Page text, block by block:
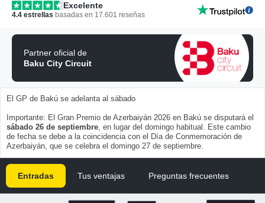
Excelente
4.4 estrellas basadas en 17.601 reseñas
Partner oficial de
Baku City Circuit
El GP de Bakú se adelanta al sábado
Importante: El Gran Premio de Azerbaiyán 2026 en Bakú se disputará el
sábado 26 de septiembre, en lugar del domingo habitual. Este cambio
de fecha se debe a la coincidencia con el Día de Conmemoración de
Azerbaiyán, que se celebra el domingo 27 de septiembre.
Entradas Tus ventajas Preguntas frecuentes